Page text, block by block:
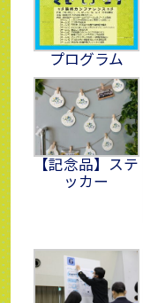
プログラム
【記念品】ステ
ッカー